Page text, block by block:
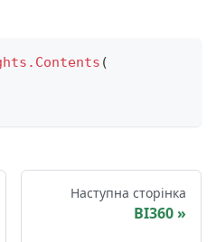
(
Наступна сторінка
BI360